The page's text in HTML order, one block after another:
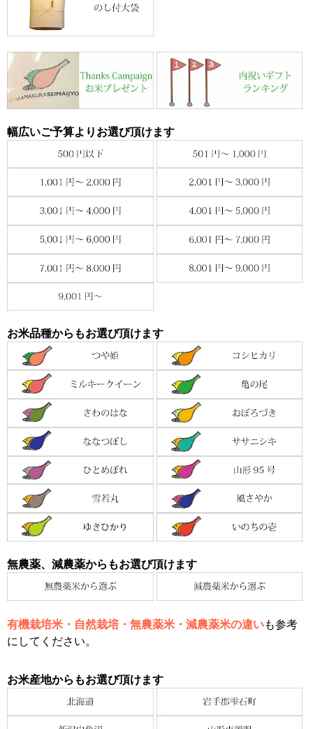
幅広いご予算よりお選び頂けます
お米品種からもお選び頂けます
無農薬、減農薬からもお選び頂けます
有機栽培米・自然栽培・無農薬米・減農薬米の違いも参考
にしてください。
お米産地からもお選び頂けます